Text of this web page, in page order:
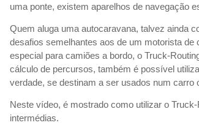
uma ponte, existem aparelhos de navegação
Quem aluga uma autocaravana, talvez ainda
desafios semelhantes aos de um motorista
especial para camiões a bordo, o Truck-
cálculo de percursos, também é possível
verdade, se destinam a ser usados num carro
Neste vídeo, é mostrado como utilizar o
intermédias.